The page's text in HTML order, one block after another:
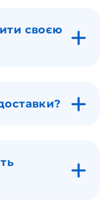
своєю